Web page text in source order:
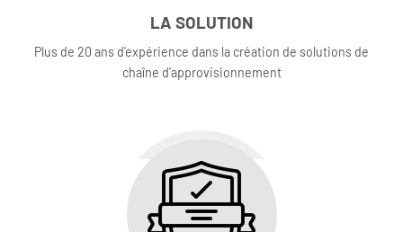
LA SOLUTION
Plus de 20 ans d'expérience dans la création de solutions de
chaîne d'approvisionnement